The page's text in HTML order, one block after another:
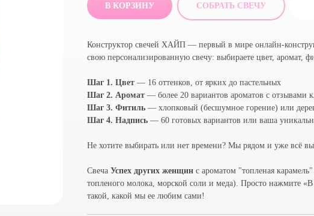
В КОРЗИНУ СОБРАТЬ СВЕЧУ
Конструктор свечей ХАЙП — первый в мире онлайн-
свою персонализированную свечу: выбираете цвет, аромат,
Шаг 1. Цвет — 16 оттенков, от ярких до пастельных
Шаг 2. Аромат — более 20 вариантов ароматов с отзывами
Шаг 3. Фитиль — хлопковый (бесшумное горение) или
Шаг 4. Надпись — 60 готовых вариантов или ваша
Не хотите выбирать или нет времени? Мы рядом и уже всё
Свеча Успех других женщин с ароматом "топленая
топленого молока, морской соли и меда). Просто нажмите «В
такой, какой мы ее любим сами!